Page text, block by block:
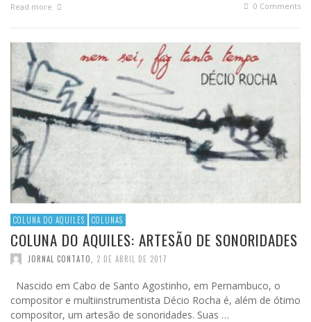
Read more 0 Comments
COLUNA DO AQUILES COLUNAS
COLUNA DO AQUILES: ARTESÃO DE SONORIDADES
JORNAL CONTATO, 2 DE ABRIL DE 2017
Nascido em Cabo de Santo Agostinho, em Pernambuco, o
compositor e multiinstrumentista Décio Rocha é, além de ótimo
compositor, um artesão de sonoridades. Suas …